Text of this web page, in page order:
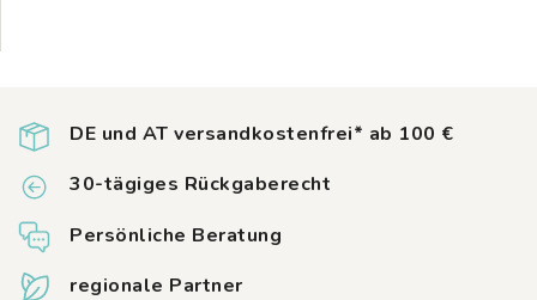
DE und AT versandkostenfrei* ab 100 €
30-tägiges Rückgaberecht
Persönliche Beratung
regionale Partner